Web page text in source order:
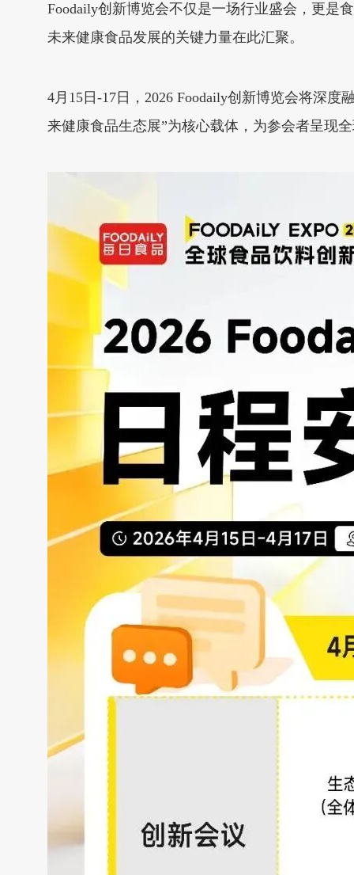
Foodaily创新博览会不仅是一场行业盛会，更是
未来健康食品发展的关键力量在此汇聚。
4月15日-17日，2026 Foodaily创新博览会将深
来健康食品生态展”为核心载体，为参会者呈现